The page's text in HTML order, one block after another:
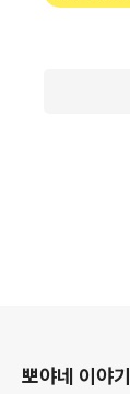
뽀야네 이야기